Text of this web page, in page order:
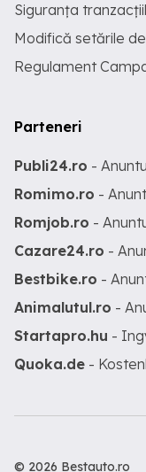
Siguranța
Modifică setările
Regulament
Parteneri
Publi24.ro -
Romimo.ro -
Romjob.ro -
Cazare24.ro -
Bestbike.ro -
Animalutul.ro -
Startapro.hu -
Quoka.de -
© 2026 Bestauto.ro